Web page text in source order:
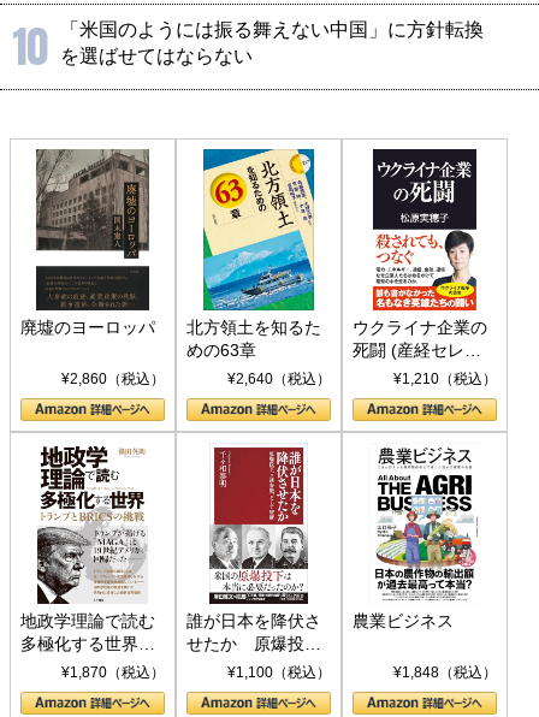
10
「米国のようには振る舞えない中国」に方針転換
を選ばせてはならない
廃墟のヨーロッパ
¥2,860（税込）
北方領土を知るた
めの63章
¥2,640（税込）
ウクライナ企業の
死闘 (産経セレク
ト S 039)¥1,210（税込）
地政学理論で読む
多極化する世界：
トランプとBRICS
の挑戦
¥1,870（税込）
誰が日本を降伏さ
せたか 原爆投
下、ソ連参戦、そ
して聖断 (PHP新
書)
¥1,100（税込）
農業ビジネス
¥1,848（税込）